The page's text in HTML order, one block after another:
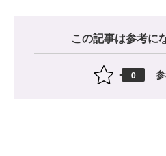
この記事は参考に
0